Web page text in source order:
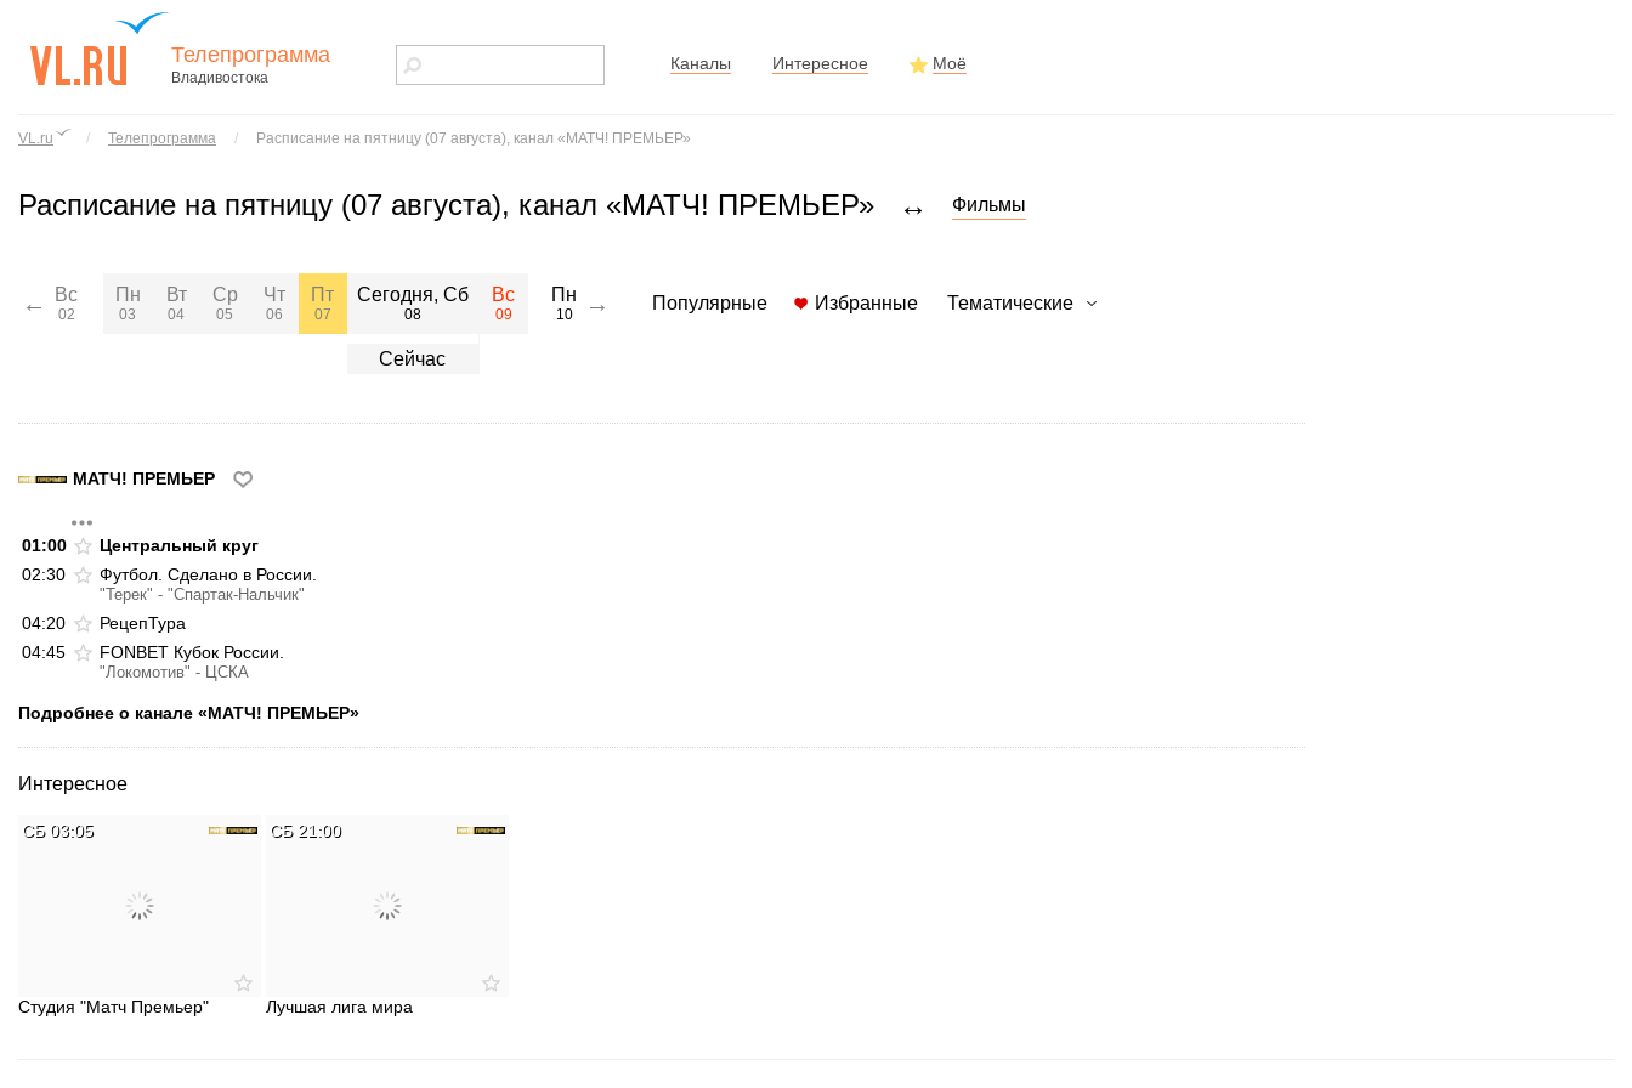
города
Владивостока
Телепрограмма
Владивостока
Каналы Интересное Моё
VL.ru / Телепрограмма / Расписание на пятницу (07 августа), канал «МАТЧ! ПРЕМЬЕР»
Расписание на пятницу (07 августа), канал «МАТЧ! ПРЕМЬЕР» ↔ Фильмы
← Вс
02
Пн
03
Вт
04
Ср
05
Чт
06
Пт
07
Сегодня, Сб
08
Сейчас
Вс
09
Пн
10 → Популярные Избранные Тематические
МАТЧ! ПРЕМЬЕР
01:00
Центральный круг
02:30
Футбол. Сделано в России.
"Терек" - "Спартак-Нальчик"
04:20
РецепТура
04:45
FONBET Кубок России.
"Локомотив" - ЦСКА
Подробнее о канале «МАТЧ! ПРЕМЬЕР»
Интересное
Студия "Матч Премьер"
СБ 03:05
Лучшая лига мира
СБ 21:00